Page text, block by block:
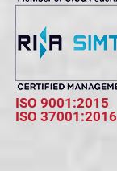
ISO 9001:2015
ISO 37001:2016